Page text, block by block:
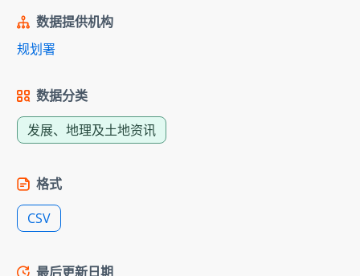
数据提供机构
规划署
数据分类
发展、地理及土地资讯
格式
CSV
最后更新日期